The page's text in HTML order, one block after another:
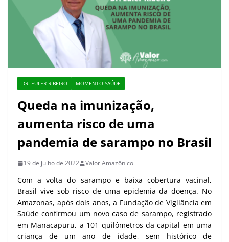
DR. EULER RIBEIRO MOMENTO SAÚDE
Queda na imunização,
aumenta risco de uma
pandemia de sarampo no Brasil
19 de julho de 2022 Valor Amazônico
Com a volta do sarampo e baixa cobertura vacinal,
Brasil vive sob risco de uma epidemia da doença. No
Amazonas, após dois anos, a Fundação de Vigilância em
Saúde confirmou um novo caso de sarampo, registrado
em Manacapuru, a 101 quilômetros da capital em uma
criança de um ano de idade, sem histórico de